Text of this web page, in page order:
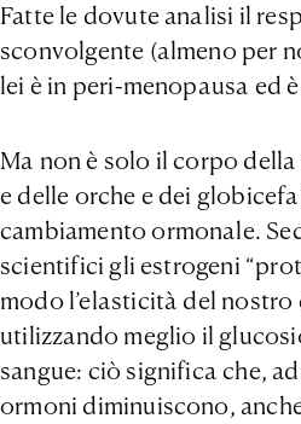
Fatte le dovute analisi il
sconvolgente (almeno per
lei è in peri-menopausa ed
Ma non è solo il corpo
e delle orche e dei
cambiamento ormonale.
scientifici gli estrogeni
modo l’elasticità del
utilizzando meglio il
sangue: ciò significa che,
ormoni diminuiscono,